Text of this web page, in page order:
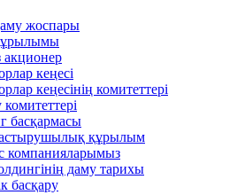
жоспары
кеңесі
кеңесінің комитеттері
комитеттері
басқармасы
құрылым
компанияларымыз
даму тарихы
басқару